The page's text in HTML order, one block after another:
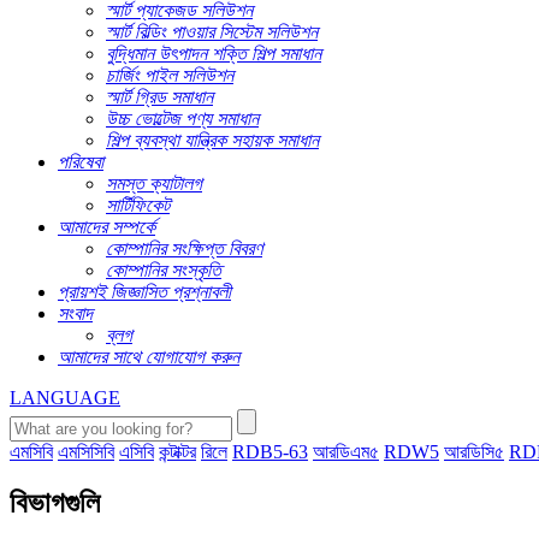
স্মার্ট প্যাকেজড সলিউশন
স্মার্ট বিল্ডিং পাওয়ার সিস্টেম সলিউশন
বুদ্ধিমান উৎপাদন শক্তি শিল্প সমাধান
চার্জিং পাইল সলিউশন
স্মার্ট গ্রিড সমাধান
উচ্চ ভোল্টেজ পণ্য সমাধান
শিল্প ব্যবস্থা যান্ত্রিক সহায়ক সমাধান
পরিষেবা
সমস্ত ক্যাটালগ
সার্টিফিকেট
আমাদের সম্পর্কে
কোম্পানির সংক্ষিপ্ত বিবরণ
কোম্পানির সংস্কৃতি
প্রায়শই জিজ্ঞাসিত প্রশ্নাবলী
সংবাদ
ব্লগ
আমাদের সাথে যোগাযোগ করুন
LANGUAGE
এমসিবি এমসিসিবি এসিবি কন্টাক্টর রিলে RDB5-63 আরডিএম৫ RDW5 আরডিসি৫
বিভাগগুলি